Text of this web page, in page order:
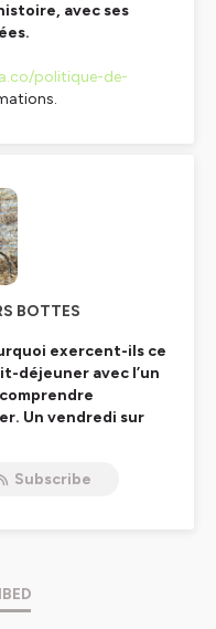
avec ses
politique-de-
BOTTES
exercent-ils ce
déjeuner avec l’un
Un vendredi sur
Subscribe